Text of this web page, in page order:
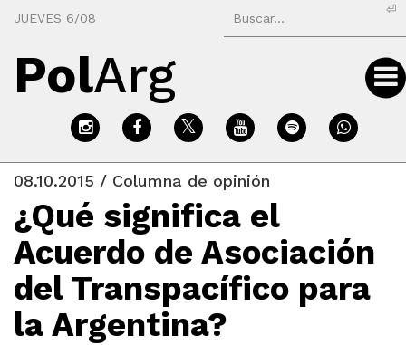
JUEVES 6/08
⏎
PolArg
08.10.2015 / Columna de opinión
¿Qué significa el
Acuerdo de Asociación
del Transpacífico para
la Argentina?